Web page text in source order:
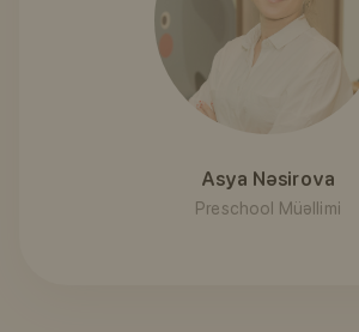
Asya Nəsirova
Preschool Müəllimi